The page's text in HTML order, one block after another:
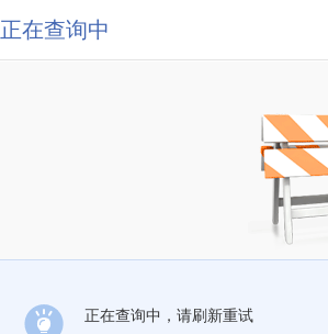
正在查询中
正在查询中，请刷新重试